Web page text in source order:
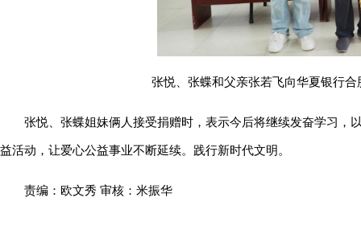
张悦、张蝶和父亲张若飞向华夏银行
张悦、张蝶姐妹俩人接受捐赠时，表示今后将继续发奋学习，
益活动，让爱心公益事业不断延续。践行新时代文明。
责编：欧文秀 审核：米振华